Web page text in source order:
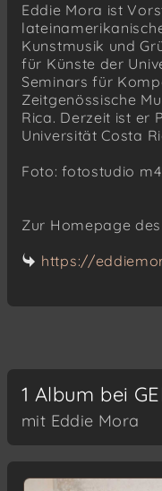
Eddie Mora ist
Kunstmusik und
für Künste der
Seminars für
Zeitgenössische
Rica. Derzeit ist er
Universität Costa
Foto: fotostudio
Zur Homepage
https://
1 Album bei
mit Eddie Mora